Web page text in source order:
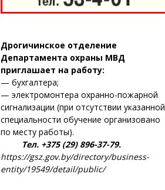
Дрогичинское отделение
Департамента охраны МВД
приглашает на работу:
— бухгалтера;
— электромонтера охранно-пожарной
сигнализации (при отсутствии указанной
специальности обучение организовано
по месту работы).
Тел. +375 (29) 896-37-79.
https://gsz.gov.by/directory/business-
entity/19549/detail/public/